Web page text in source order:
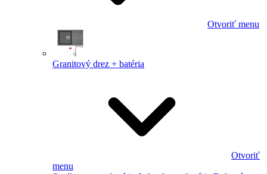
Otvoriť menu
Granitový drez + batéria
Otvoriť
menu